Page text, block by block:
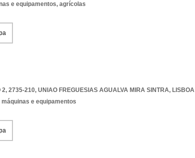
e equipamentos, agrícolas
2, 2735-210, UNIAO FREGUESIAS AGUALVA MIRA SINTRA, LISBOA
e equipamentos